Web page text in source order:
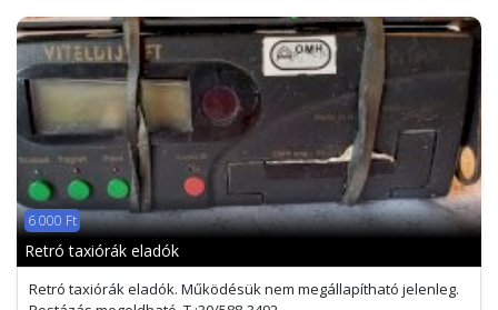
6 000 Ft
Retró taxiórák eladók
Retró taxiórák eladók. Működésük nem megállapítható jelenleg.